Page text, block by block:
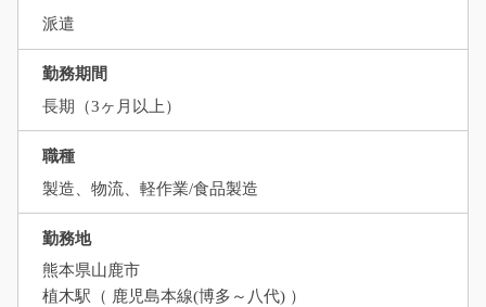
派遣
勤務期間
長期（3ヶ月以上）
職種
製造、物流、軽作業/食品製造
勤務地
熊本県山鹿市
植木駅（ 鹿児島本線(博多～八代) ）